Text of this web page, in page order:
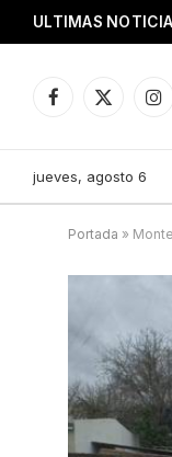
ULTIMAS
Facebook
X
jueves, agosto 6
Portada »